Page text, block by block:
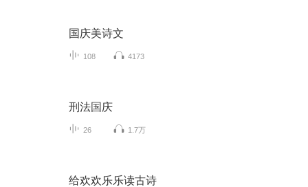
国庆美诗文
108 4173
刑法国庆
26 1.7万
给欢欢乐乐读古诗